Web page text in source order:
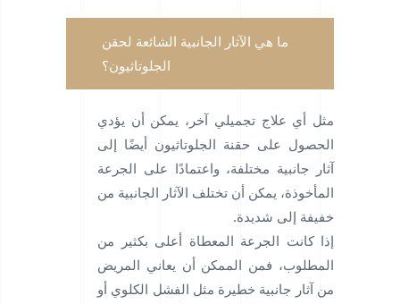
ما هي الآثار الجانبية الشائعة لحقن
الجلوتاثيون؟
مثل أي علاج تجميلي آخر، يمكن أن يؤدي
الحصول على حقنة الجلوتاثيون أيضًا إلى
آثار جانبية مختلفة، واعتمادًا على الجرعة
المأخوذة، يمكن أن تختلف الآثار الجانبية من
خفيفة إلى شديدة.
إذا كانت الجرعة المعطاة أعلى بكثير من
المطلوب، فمن الممكن أن يعاني المريض
من آثار جانبية خطيرة مثل الفشل الكلوي أو